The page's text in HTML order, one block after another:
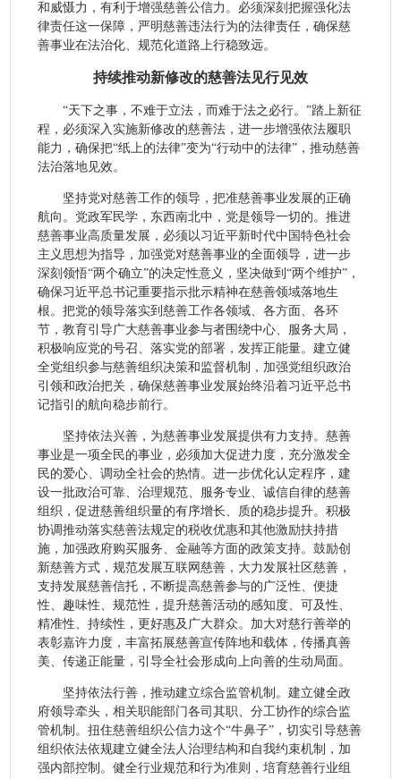
和威慑力，有利于增强慈善公信力。必须深刻把握强化法
律责任这一保障，严明慈善违法行为的法律责任，确保慈
善事业在法治化、规范化道路上行稳致远。
持续推动新修改的慈善法见行见效
“天下之事，不难于立法，而难于法之必行。”踏上新征
程，必须深入实施新修改的慈善法，进一步增强依法履职
能力，确保把“纸上的法律”变为“行动中的法律”，推动慈善
法治落地见效。
坚持党对慈善工作的领导，把准慈善事业发展的正确
航向。党政军民学，东西南北中，党是领导一切的。推进
慈善事业高质量发展，必须以习近平新时代中国特色社会
主义思想为指导，加强党对慈善事业的全面领导，进一步
深刻领悟“两个确立”的决定性意义，坚决做到“两个维护”，
确保习近平总书记重要指示批示精神在慈善领域落地生
根。把党的领导落实到慈善工作各领域、各方面、各环
节，教育引导广大慈善事业参与者围绕中心、服务大局，
积极响应党的号召、落实党的部署，发挥正能量。建立健
全党组织参与慈善组织决策和监督机制，加强党组织政治
引领和政治把关，确保慈善事业发展始终沿着习近平总书
记指引的航向稳步前行。
坚持依法兴善，为慈善事业发展提供有力支持。慈善
事业是一项全民的事业，必须加大促进力度，充分激发全
民的爱心、调动全社会的热情。进一步优化认定程序，建
设一批政治可靠、治理规范、服务专业、诚信自律的慈善
组织，促进慈善组织量的有序增长、质的稳步提升。积极
协调推动落实慈善法规定的税收优惠和其他激励扶持措
施，加强政府购买服务、金融等方面的政策支持。鼓励创
新慈善方式，规范发展互联网慈善，大力发展社区慈善，
支持发展慈善信托，不断提高慈善参与的广泛性、便捷
性、趣味性、规范性，提升慈善活动的感知度、可及性、
精准性、持续性，更好惠及广大群众。加大对慈行善举的
表彰嘉许力度，丰富拓展慈善宣传阵地和载体，传播真善
美、传递正能量，引导全社会形成向上向善的生动局面。
坚持依法行善，推动建立综合监管机制。建立健全政
府领导牵头，相关职能部门各司其职、分工协作的综合监
管机制。扭住慈善组织公信力这个“牛鼻子”，切实引导慈善
组织依法依规建立健全法人治理结构和自我约束机制，加
强内部控制。健全行业规范和行为准则，培育慈善行业组